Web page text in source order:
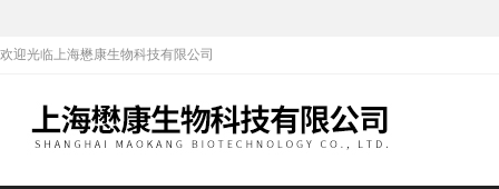
欢迎光临上海懋康生物科技有限公司